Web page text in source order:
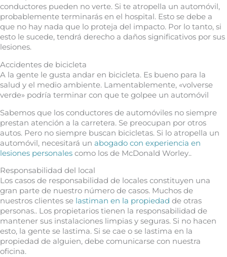
conductores pueden no verte. Si te atropella un automóvil,
probablemente terminarás en el hospital. Esto se debe a
que no hay nada que lo proteja del impacto. Por lo tanto, si
esto le sucede, tendrá derecho a daños significativos por sus
lesiones.
Accidentes de bicicleta
A la gente le gusta andar en bicicleta. Es bueno para la
salud y el medio ambiente. Lamentablemente, «volverse
verde» podría terminar con que te golpee un automóvil
Sabemos que los conductores de automóviles no siempre
prestan atención a la carretera. Se preocupan por otros
autos. Pero no siempre buscan bicicletas. Si lo atropella un
automóvil, necesitará un abogado con experiencia en
lesiones personales como los de McDonald Worley..
Responsabilidad del local
Los casos de responsabilidad de locales constituyen una
gran parte de nuestro número de casos. Muchos de
nuestros clientes se lastiman en la propiedad de otras
personas.. Los propietarios tienen la responsabilidad de
mantener sus instalaciones limpias y seguras. Si no hacen
esto, la gente se lastima. Si se cae o se lastima en la
propiedad de alguien, debe comunicarse con nuestra
oficina.